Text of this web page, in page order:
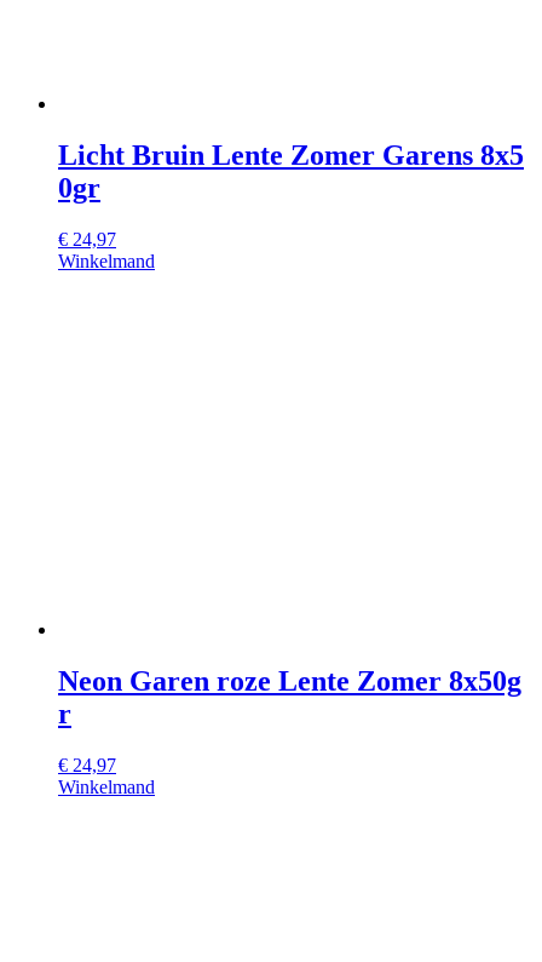
Licht Bruin Lente Zomer Garens 8x5
0gr
€ 24,97
Winkelmand
Neon Garen roze Lente Zomer 8x50g
r
€ 24,97
Winkelmand